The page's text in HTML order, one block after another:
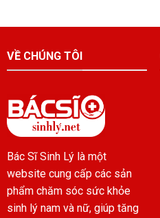
VỀ CHÚNG TÔI
Bác Sĩ Sinh Lý là một
website cung cấp các sản
phẩm chăm sóc sức khỏe
sinh lý nam và nữ, giúp tăng